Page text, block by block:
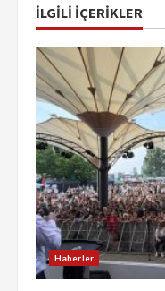
İLGILI IÇERIKLER
Haberler